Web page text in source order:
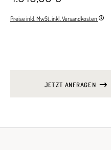
Preise inkl. MwSt. inkl. Versandkosten
JETZT ANFRAGEN